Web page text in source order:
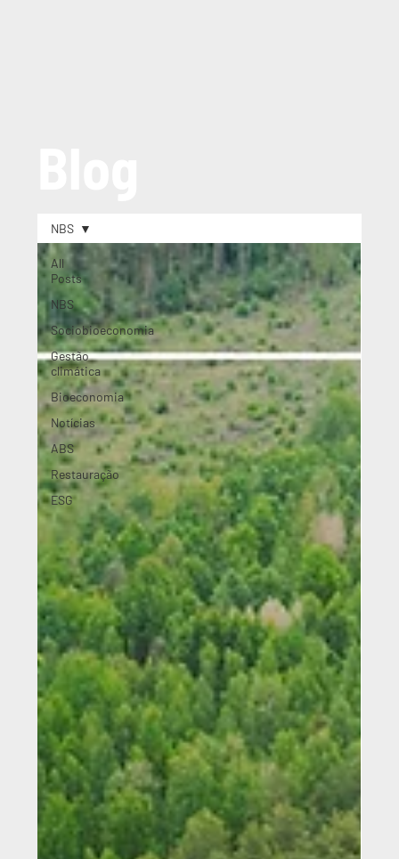
All
Posts
NBS
Sociobioeconomia
Gestão
climática
Bioeconomia
Notícias
ABS
Restauração
ESG
NBS